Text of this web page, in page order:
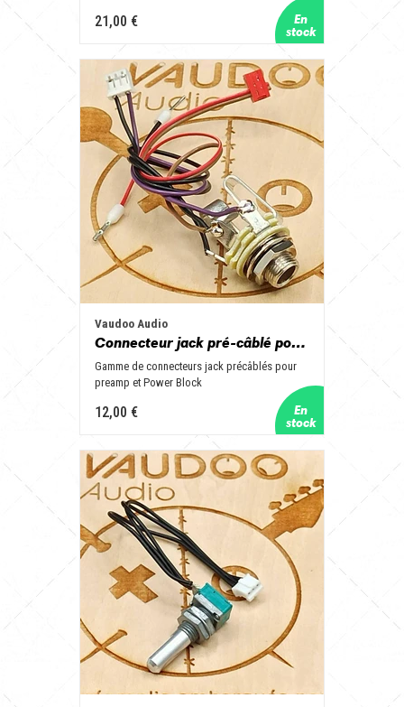
21,00 €
Vaudoo Audio
Connecteur jack pré-câblé pour preamp et Power Block
Gamme de connecteurs jack précâblés pour
preamp et Power Block
12,00 €